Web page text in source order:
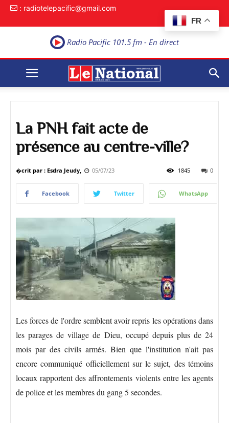
FR
: radiotelepacific@gmail.com
Radio Pacific 101.5 fm - En direct
La PNH fait acte de
présence au centre-ville?
�crit par : Esdra Jeudy, 05/07/23 0
1845
Facebook Twitter WhatsApp
Les forces de l'ordre semblent avoir repris les opérations dans
les parages de village de Dieu, occupé depuis plus de 24
mois par des civils armés. Bien que l'institution n'ait pas
encore communiqué officiellement sur le sujet, des témoins
locaux rapportent des affrontements violents entre les agents
de police et les membres du gang 5 secondes.